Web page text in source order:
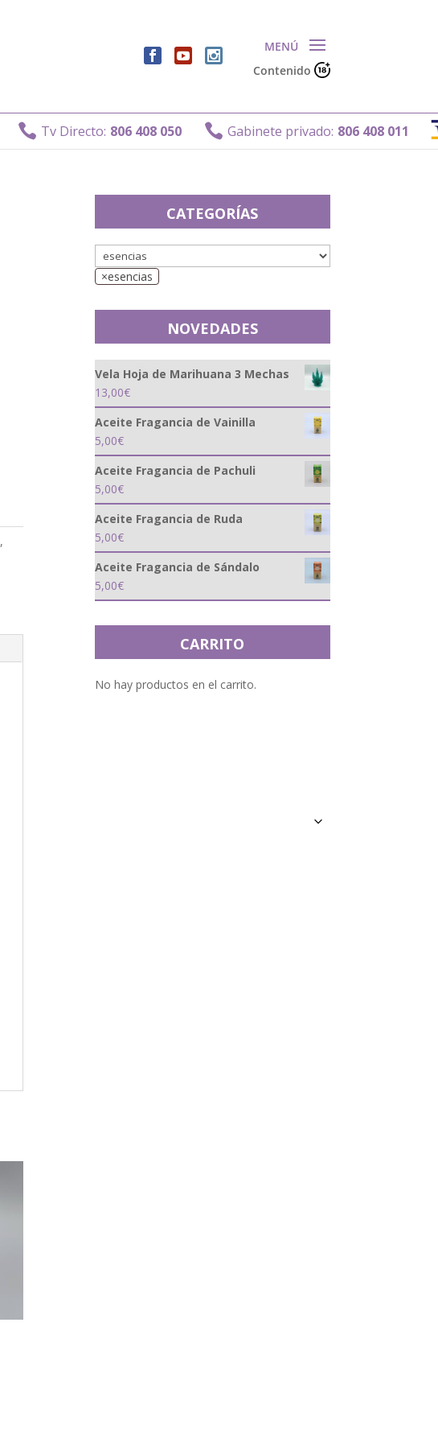
Contenido
Tv Directo: 806 408 050  Gabinete privado: 806 408 011
,
CATEGORÍAS
×esencias
NOVEDADES
Vela Hoja de Marihuana 3 Mechas
13,00€
Aceite Fragancia de Vainilla
5,00€
Aceite Fragancia de Pachuli
5,00€
Aceite Fragancia de Ruda
5,00€
Aceite Fragancia de Sándalo
5,00€
CARRITO
No hay productos en el carrito.